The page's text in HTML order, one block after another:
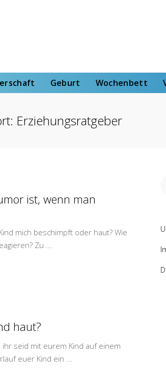
Geburt Wochenbett
Erziehungsratgeber
ist, wenn man
mich beschimpft oder haut? Wie
Zu ...
haut?
seid mit eurem Kind auf einem
euer Kind ein